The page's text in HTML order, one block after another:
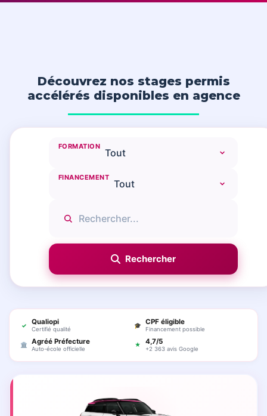
Découvrez nos stages permis
accélérés disponibles en agence
FORMATION
FINANCEMENT
✓ Qualiopi
Certifié qualité
🎓 CPF éligible
Financement possible
🏛 Agréé Préfecture
Auto-école officielle
★ 4,7/5
+2 363 avis Google